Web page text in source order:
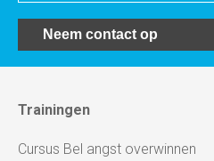
Neem contact op
Trainingen
Cursus Bel angst overwinnen